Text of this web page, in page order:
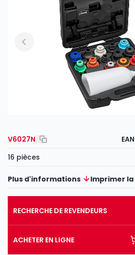
V6027N
16 pièces
Plus d'informations Imprimer
RECHERCHE DE REVENDEURS
ACHETER EN LIGNE